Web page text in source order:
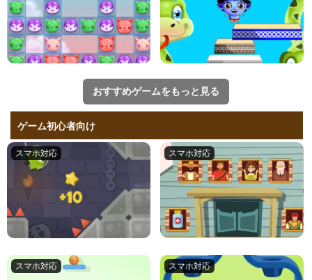
おすすめゲームをもっと見る
ゲーム初心者向け